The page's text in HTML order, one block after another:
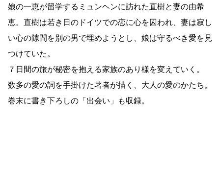
娘の一恵が留学するミュンヘンに訪れた直樹と妻の由希
恵。直樹は若き日のドイツでの恋に心を囚われ、妻は寂し
い心の隙間を別の男で埋めようとし、娘は守るべき愛を見
つけていた。
７日間の旅が秘密を抱える家族のあり様を変えていく。
数多の愛の詞を手掛けた著者が描く、大人の愛のかたち。
巻末に書き下ろしの「出会い」も収録。